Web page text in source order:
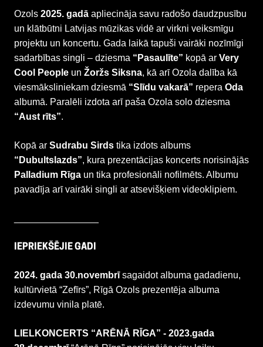
Ozols 2025. gadā apliecināja savu radošo daudzpusību
un klātbūtni Latvijas mūzikas vidē ar virkni veiksmīgu
projektu un koncertu. Gada laikā tapuši vairāki nozīmīgi
sadarbības singli – dziesma “Pasaulīte” kopā ar Very
Cool People un Žoržs Siksna, kā arī Ozola dalība kā
viesmāksliniekam dziesmā “Slīdu vakarā” repera Oda
albumā. Paralēli izdota arī paša Ozola solo dziesma
“Aust rīts”.
Kopā ar Sudrabu Sirds tika izdots albums
“Dubultslazds”, kura prezentācijas koncerts norisinājās
Palladium Rīga un tika profesionāli nofilmēts. Albumu
pavadīja arī vairāki singli ar atsevišķiem videoklipiem.
IEPRIEKŠĒJIE GADI
2024. gada 30.novembrīsagaidot albuma gadadienu,
kultūrvietā “Zefīrs”, Rīgā Ozols prezentēja albuma
izdevumu vinila platē.
LIELKONCERTS “ARĒNĀ RĪGA” - 2023.gada